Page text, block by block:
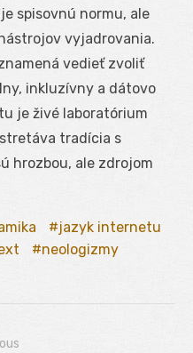
spisovnú normu, ale
vyjadrovania.
vedieť zvoliť
inkluzívny a dátovo
je živé laboratórium
tradícia s
hrozbou, ale zdrojom
jazyk internetu
neologizmy